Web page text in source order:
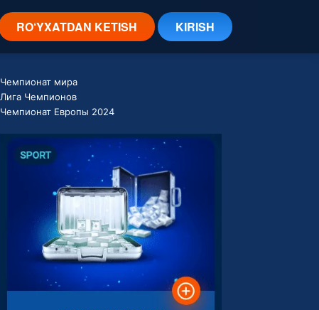
RO‘YXATDAN KETISH KIRISH
Чемпионат мира
Лига Чемпионов
Чемпионат Европы 2024